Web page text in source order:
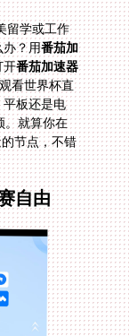
留学或工作
办？用番茄加
开番茄加速器
看世界杯直
平板还是电
。就算你在
节点，不错
自由